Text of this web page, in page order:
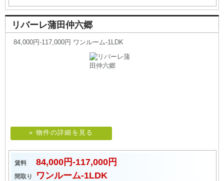
リバーレ蒲田仲六郷
84,000円-117,000円 ワンルーム-1LDK
» 物件の詳細を見る
賃料 84,000円-117,000円
間取り ワンルーム-1LDK